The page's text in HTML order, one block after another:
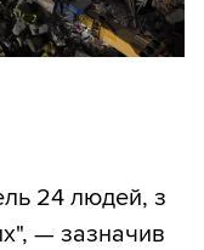
24 людей, з
— зазначив